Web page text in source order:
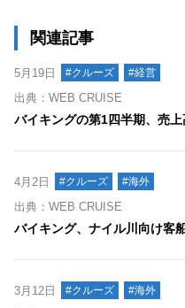
関連記事
5月19日 #クルーズ #経営
出典：WEB CRUISE
バイキングの第1四半期、売
4月2日 #クルーズ #海外
出典：WEB CRUISE
バイキング、ナイル川向け客
3月12日 #クルーズ #海外